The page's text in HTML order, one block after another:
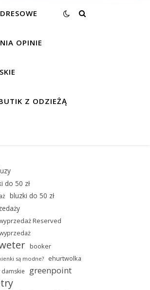
OPINIE
Z ODZIEŻĄ
do 50 zł
bluzki do 50 zł
Reserved
booker
są modne? ehurtwolka
damskie greenpoint